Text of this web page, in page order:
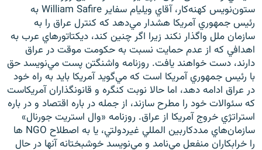
ستون‌نويس کهنه‌کار، آقاي ويليام سفاير William Safire به
رئيس جمهوري آمريکا هشدار مي‌‌دهد که کنترل عراق را به
سازمان ملل واگذار نکند زيرا اگر چنين کند، ديکتاتورهاي عرب به
اهدافي که از عدم حمايت نسبت به حکومت موقت در عراق
دارند، دست خواهند يافت. روزنامه واشنگتن پست مي‌نويسد حق
با رئيس جمهوري آمريکا است که مي‌گويد آمريکا بايد به راه خود
در عراق ادامه دهد، اما حالا نوبت کنگره و قانونگذاران آمريکاست
که سئوالات خود را مطرح سازند، از جمله در باره اقتصاد و در باره
استراتژي خروج آمريکا از عراق. روزنامه «وال استريت جورنال»
سازمان‌هاي مددکاربين المللي غيردولتي، يا به اصطلاح NGO ها
را خرابکاران منفعل مي‌نامد و مي‌نويسد خوشبختانه آنها در حال